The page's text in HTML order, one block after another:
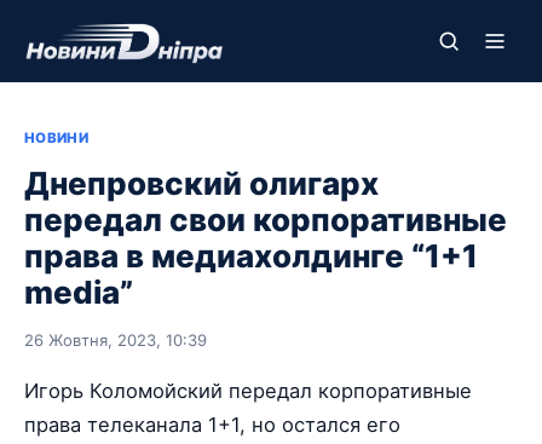
НОВИНИ
Днепровский олигарх
передал свои корпоративные
права в медиахолдинге “1+1
media”
26 Жовтня, 2023, 10:39
Игорь Коломойский передал корпоративные
права телеканала 1+1, но остался его